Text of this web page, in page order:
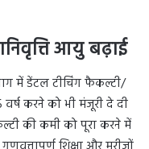
आयु बढ़ाई
में डेंटल टीचिंग फैकल्टी/
करने को भी मंजूरी दे दी
की कमी को पूरा करने में